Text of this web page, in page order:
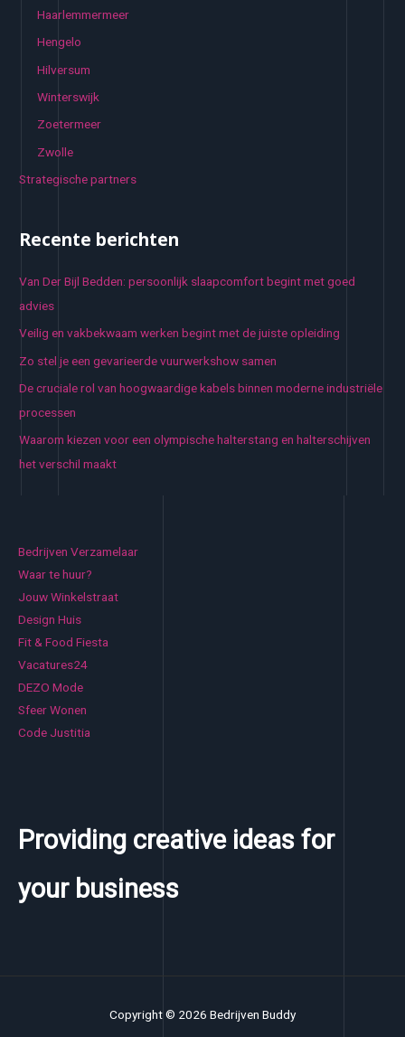
Haarlemmermeer
Hengelo
Hilversum
Winterswijk
Zoetermeer
Zwolle
Strategische partners
Recente berichten
Van Der Bijl Bedden: persoonlijk slaapcomfort begint met goed
advies
Veilig en vakbekwaam werken begint met de juiste opleiding
Zo stel je een gevarieerde vuurwerkshow samen
De cruciale rol van hoogwaardige kabels binnen moderne industriële
processen
Waarom kiezen voor een olympische halterstang en halterschijven
het verschil maakt
Bedrijven Verzamelaar
Waar te huur?
Jouw Winkelstraat
Design Huis
Fit & Food Fiesta
Vacatures24
DEZO Mode
Sfeer Wonen
Code Justitia
Providing creative ideas for
your business
Copyright © 2026 Bedrijven Buddy